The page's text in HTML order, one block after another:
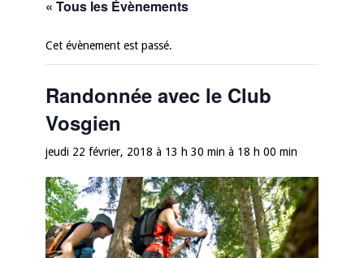
« Tous les Évènements
Cet évènement est passé.
Randonnée avec le Club
Vosgien
jeudi 22 février, 2018 à 13 h 30 min à 18 h 00 min